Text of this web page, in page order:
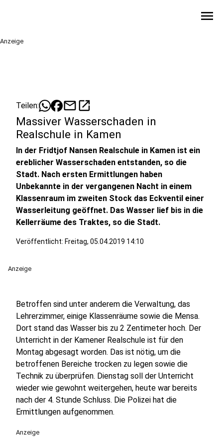
menu
Anzeige
Teilen: mailopen_in_new
Massiver Wasserschaden in
Realschule in Kamen
In der Fridtjof Nansen Realschule in Kamen ist ein
ereblicher Wasserschaden entstanden, so die
Stadt. Nach ersten Ermittlungen haben
Unbekannte in der vergangenen Nacht in einem
Klassenraum im zweiten Stock das Eckventil einer
Wasserleitung geöffnet. Das Wasser lief bis in die
Kellerräume des Traktes, so die Stadt.
Veröffentlicht: Freitag, 05.04.2019 14:10
Anzeige
Betroffen sind unter anderem die Verwaltung, das
Lehrerzimmer, einige Klassenräume sowie die Mensa.
Dort stand das Wasser bis zu 2 Zentimeter hoch. Der
Unterricht in der Kamener Realschule ist für den
Montag abgesagt worden. Das ist nötig, um die
betroffenen Bereiche trocken zu legen sowie die
Technik zu überprüfen. Dienstag soll der Unterricht
wieder wie gewohnt weitergehen, heute war bereits
nach der 4. Stunde Schluss. Die Polizei hat die
Ermittlungen aufgenommen.
Anzeige